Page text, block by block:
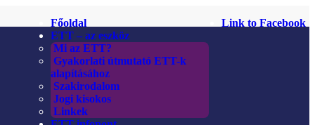
Link to Facebook
Főoldal
ETT – az eszköz
Mi az ETT?
Gyakorlati útmutató ETT-k
alapításához
Szakirodalom
Jogi kisokos
Linkek